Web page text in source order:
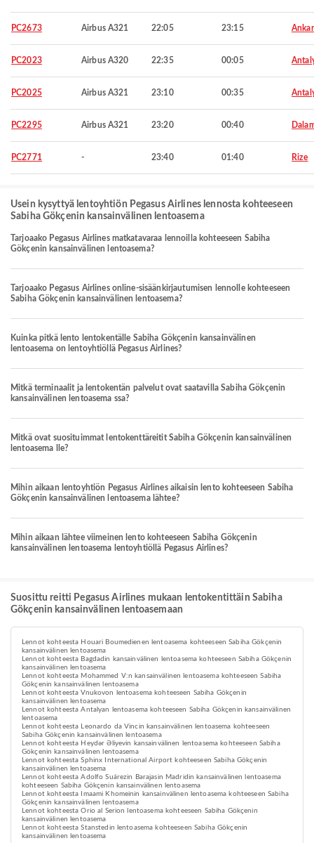
PC2673 Airbus A321 22:05 23:15
PC2023 Airbus A320 22:35 00:05
PC2025 Airbus A321 23:10 00:35
PC2295 Airbus A321 23:20 00:40
PC2771 - 23:40 01:40 Rize
Usein kysyttyä lentoyhtiön Pegasus Airlines lennosta kohteeseen
Sabiha Gökçenin kansainvälinen lentoasema
Tarjoaako Pegasus Airlines matkatavaraa lennoilla kohteeseen Sabiha
Gökçenin kansainvälinen lentoasema?
Tarjoaako Pegasus Airlines online-sisäänkirjautumisen lennolle kohteeseen
Sabiha Gökçenin kansainvälinen lentoasema?
Kuinka pitkä lento lentokentälle Sabiha Gökçenin kansainvälinen
lentoasema on lentoyhtiöllä Pegasus Airlines?
Mitkä terminaalit ja lentokentän palvelut ovat saatavilla Sabiha Gökçenin
kansainvälinen lentoasema ssa?
Mitkä ovat suosituimmat lentokenttäreitit Sabiha Gökçenin kansainvälinen
lentoasema lle?
Mihin aikaan lentoyhtiön Pegasus Airlines aikaisin lento kohteeseen Sabiha
Gökçenin kansainvälinen lentoasema lähtee?
Mihin aikaan lähtee viimeinen lento kohteeseen Sabiha Gökçenin
kansainvälinen lentoasema lentoyhtiöllä Pegasus Airlines?
Suosittu reitti Pegasus Airlines mukaan lentokentittäin Sabiha
Gökçenin kansainvälinen lentoasemaan
Lennot kohteesta Houari Boumedienen lentoasema kohteeseen Sabiha Gökçenin
kansainvälinen lentoasema
Lennot kohteesta Bagdadin kansainvälinen lentoasema kohteeseen Sabiha Gökçenin
kansainvälinen lentoasema
Lennot kohteesta Mohammed V:n kansainvälinen lentoasema kohteeseen Sabiha
Gökçenin kansainvälinen lentoasema
Lennot kohteesta Vnukovon lentoasema kohteeseen Sabiha Gökçenin
kansainvälinen lentoasema
Lennot kohteesta Antalyan lentoasema kohteeseen Sabiha Gökçenin kansainvälinen
lentoasema
Lennot kohteesta Leonardo da Vincin kansainvälinen lentoasema kohteeseen
Sabiha Gökçenin kansainvälinen lentoasema
Lennot kohteesta Heydər Əliyevin kansainvälinen lentoasema kohteeseen Sabiha
Gökçenin kansainvälinen lentoasema
Lennot kohteesta Sphinx International Airport kohteeseen Sabiha Gökçenin
kansainvälinen lentoasema
Lennot kohteesta Adolfo Suárezin Barajasin Madridin kansainvälinen lentoasema
kohteeseen Sabiha Gökçenin kansainvälinen lentoasema
Lennot kohteesta Imaami Khomeinin kansainvälinen lentoasema kohteeseen Sabiha
Gökçenin kansainvälinen lentoasema
Lennot kohteesta Orio al Serion lentoasema kohteeseen Sabiha Gökçenin
kansainvälinen lentoasema
Lennot kohteesta Stanstedin lentoasema kohteeseen Sabiha Gökçenin
kansainvälinen lentoasema